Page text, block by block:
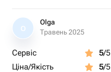
O
Olga
Травень 2025
Сервіс 5/5
Ціна/Якість
5/5